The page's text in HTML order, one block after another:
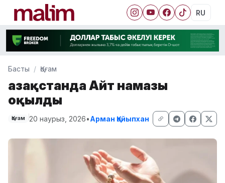
RU
Басты Қоғам
Қазақстанда Айт намазы
оқылды
Қоғам 20 наурыз, 2026•Арман Қайыпхан